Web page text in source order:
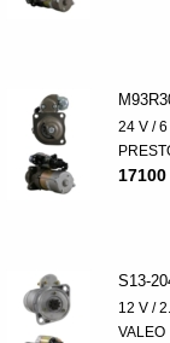
24 V /
S13-
12 V /
VALEO